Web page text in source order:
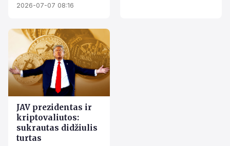
2026-07-07 08:16
JAV prezidentas ir
kriptovaliutos:
sukrautas didžiulis
turtas